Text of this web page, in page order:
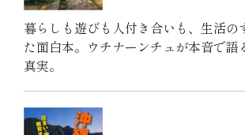
暮らしも遊びも人付き合いも、生活の
た面白本。ウチナーンチュが本音で語
真実。